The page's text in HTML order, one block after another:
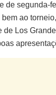
de segunda-
ao
de Los